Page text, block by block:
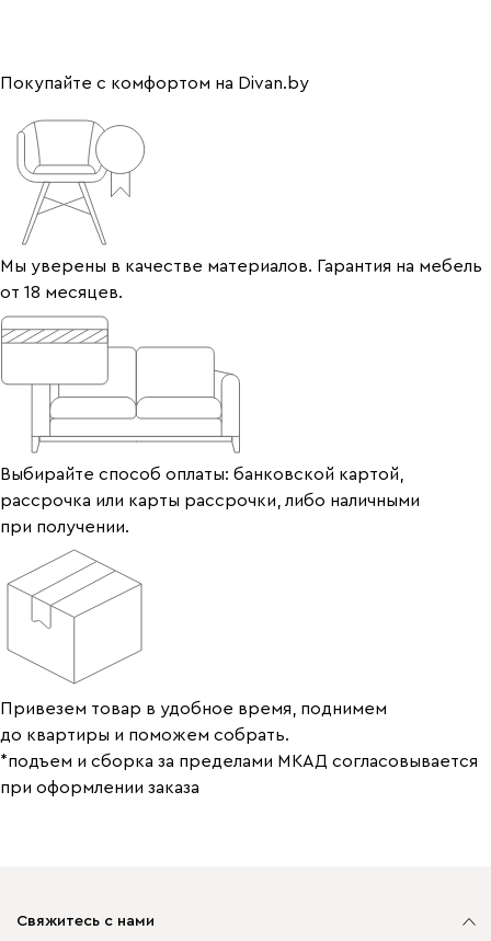
Покупайте с комфортом на Divan.by
Мы уверены в качестве материалов. Гарантия на мебель
от 18 месяцев.
Выбирайте способ оплаты: банковской картой,
рассрочка или карты рассрочки, либо наличными
при получении.
Привезем товар в удобное время, поднимем
до квартиры и поможем собрать.
*подъем и сборка за пределами МКАД согласовывается
при оформлении заказа
Свяжитесь с нами